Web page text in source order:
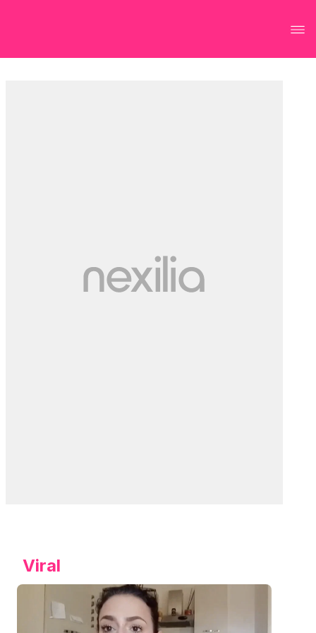
Viral